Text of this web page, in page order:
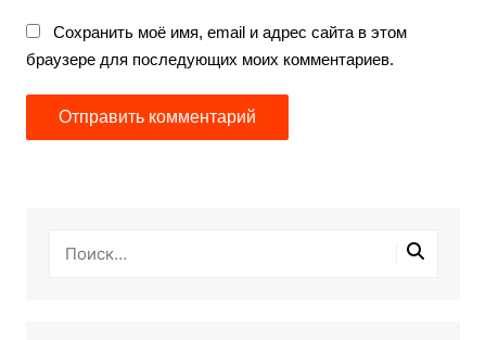
Сохранить моё имя, email и адрес сайта в этом
браузере для последующих моих комментариев.